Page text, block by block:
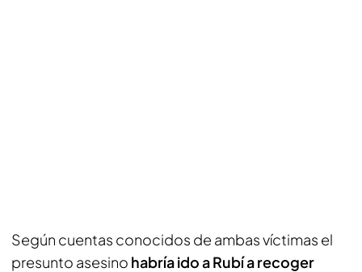
Según cuentas conocidos de ambas víctimas el
presunto asesino habría ido a Rubí a recoger